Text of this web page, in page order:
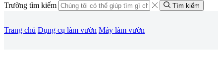
Trường tìm kiếm
Tìm kiếm
Trang chủ Dụng cụ làm vườn Máy làm vườn